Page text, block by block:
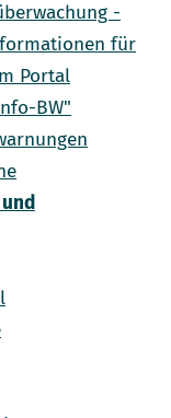
-
für
Portal
BW"